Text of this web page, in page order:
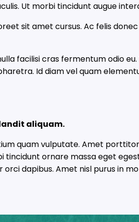
Ut morbi tincidunt augue
sit amet cursus. Ac felis
facilisi cras fermentum odio
Id diam vel quam
aliquam.
quam vulputate. Amet
ornare massa eget
dapibus. Amet nisl purus in